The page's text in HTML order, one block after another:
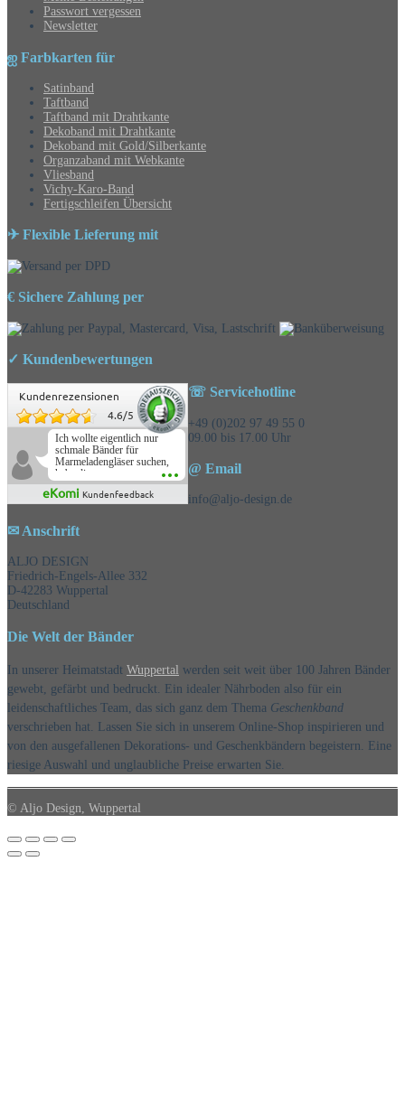
Passwort vergessen
Newsletter
ஐ Farbkarten für
Satinband
Taftband
Taftband mit Drahtkante
Dekoband mit Drahtkante
Dekoband mit Gold/Silberkante
Organzaband mit Webkante
Vliesband
Vichy-Karo-Band
Fertigschleifen Übersicht
✈ Flexible Lieferung mit
€ Sichere Zahlung per
✓ Kundenbewertungen
Kundenrezensionen
4.6/5
Ich wollte eigentlich nur
schmale Bänder für
Marmeladengläser suchen,
habe die
Überraschungsbänder
mitbestellt und war positiv
eKomi Kundenfeedback
☏ Servicehotline
+49 (0)202 97 49 55 0
09.00 bis 17.00 Uhr
@ Email
info@aljo-design.de
✉ Anschrift
ALJO DESIGN
Friedrich-Engels-Allee 332
D-42283 Wuppertal
Deutschland
Die Welt der Bänder
In unserer Heimatstadt Wuppertal werden seit weit über 100 Jahren Bänder
gewebt, gefärbt und bedruckt. Ein idealer Nährboden also für ein
leidenschaftliches Team, das sich ganz dem Thema Geschenkband
verschrieben hat. Lassen Sie sich in unserem Online-Shop inspirieren und
von den ausgefallenen Dekorations- und Geschenkbändern begeistern. Eine
riesige Auswahl und unglaubliche Preise erwarten Sie.
© Aljo Design, Wuppertal